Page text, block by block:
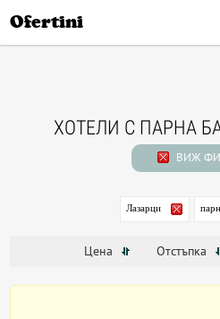
Ofertini
ХОТЕЛИ С ПАРНА
ВИЖ
Лазарци
Цена Отстъпка